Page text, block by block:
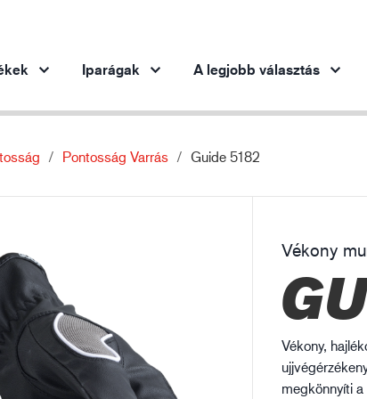
Gépipar
Olaj- és gázipar
Építőipar
Logisztika
Iparágak
Acélipar
A legjobb választás
Pontosság Varrás Guide 5182
Vékony
Vékony,
megkönnyíti